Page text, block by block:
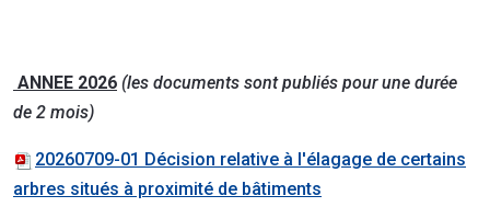
ANNEE 2026 (les documents sont publiés pour une durée
de 2 mois)
20260709-01 Décision relative à l'élagage de certains
arbres situés à proximité de bâtiments